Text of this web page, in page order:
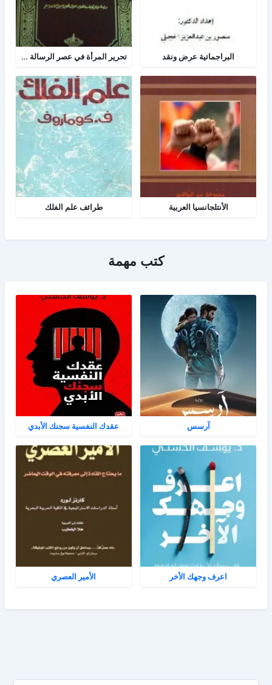
البراجماتية عرض ونقد تحرير المرأة في عصر الرسالة جــ 2
الأنتلجانسيا العربية طرائف علم الفلك
كتب مهمة
آرسس عقدك النفسية سجنك الأبدي
اعرف وجهك الأخر الأمير العصري